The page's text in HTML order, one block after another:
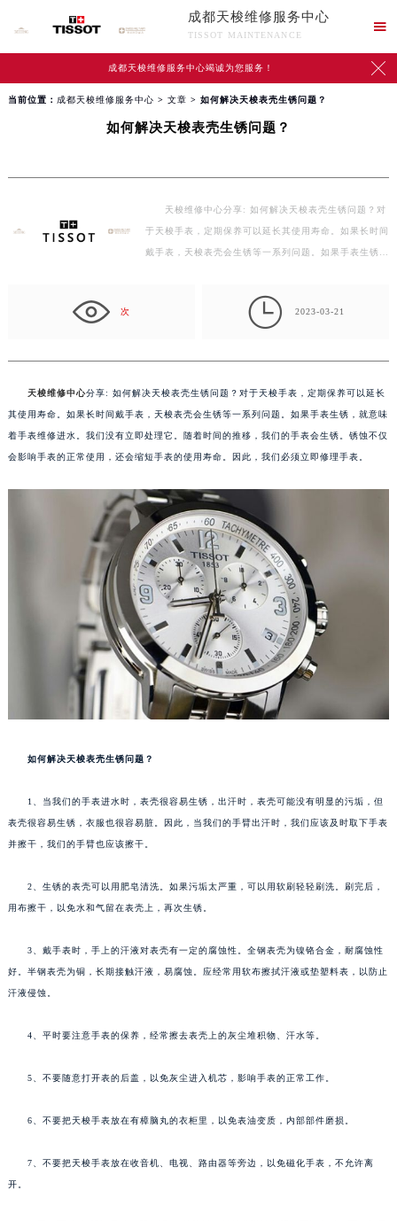
成都天梭维修服务中心
TISSOT MAINTENANCE

成都天梭维修服务中心竭诚为您服务！ 
当前位置： 成都天梭维修服务中心 > 文章 > 如何解决天梭表壳生锈问题？
如何解决天梭表壳生锈问题？
天梭维修中心分享: 如何解决天梭表壳生锈问题？对
于天梭手表，定期保养可以延长其使用寿命。如果长时间
戴手表，天梭表壳会生锈等一系列问题。如果手表生锈…
次  2023-03-21
天梭维修中心分享: 如何解决天梭表壳生锈问题？对于天梭手表，定期保养可以延长
其使用寿命。如果长时间戴手表，天梭表壳会生锈等一系列问题。如果手表生锈，就意味
着手表维修进水。我们没有立即处理它。随着时间的推移，我们的手表会生锈。锈蚀不仅
会影响手表的正常使用，还会缩短手表的使用寿命。因此，我们必须立即修理手表。
如何解决天梭表壳生锈问题？
1、当我们的手表进水时，表壳很容易生锈，出汗时，表壳可能没有明显的污垢，但
表壳很容易生锈，衣服也很容易脏。因此，当我们的手臂出汗时，我们应该及时取下手表
并擦干，我们的手臂也应该擦干。
2、生锈的表壳可以用肥皂清洗。如果污垢太严重，可以用软刷轻轻刷洗。刷完后，
用布擦干，以免水和气留在表壳上，再次生锈。
3、戴手表时，手上的汗液对表壳有一定的腐蚀性。全钢表壳为镍铬合金，耐腐蚀性
好。半钢表壳为铜，长期接触汗液，易腐蚀。应经常用软布擦拭汗液或垫塑料表，以防止
汗液侵蚀。
4、平时要注意手表的保养，经常擦去表壳上的灰尘堆积物、汗水等。
5、不要随意打开表的后盖，以免灰尘进入机芯，影响手表的正常工作。
6、不要把天梭手表放在有樟脑丸的衣柜里，以免表油变质，内部部件磨损。
7、不要把天梭手表放在收音机、电视、路由器等旁边，以免磁化手表，不允许离
开。